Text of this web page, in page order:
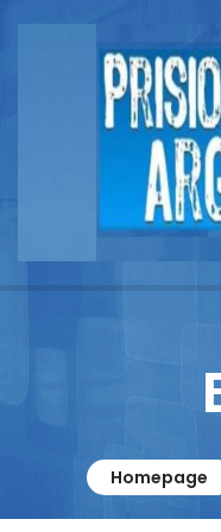
Buscador
Documentos
Columnistas
Contacto
Homepage